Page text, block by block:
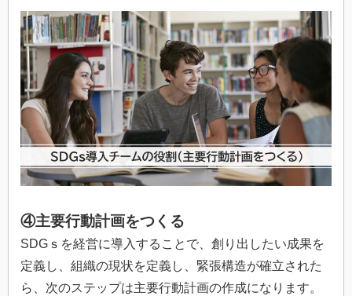
④主要行動計画をつくる
SDGｓを経営に導入することで、創り出したい成果を
定義し、組織の現状を定義し、緊張構造が確立された
ら、次のステップは主要行動計画の作成になります。